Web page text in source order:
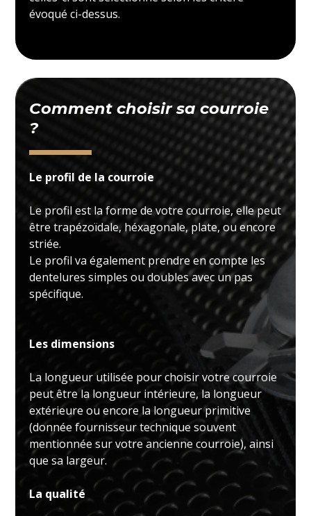
évoqué ci-dessus.
Comment choisir sa courroie
?
Le profil de la courroie
Le profil est la forme de votre courroie, elle peut
être trapézoïdale, héxagonale, plate, ou encore
striée.
Le profil va également prendre en compte les
dentelures simples ou doubles avec un pas
spécifique.
Les dimensions
La longueur utilisée pour choisir votre courroie
peut être la longueur intérieure, la longueur
extérieure ou encore la longueur primitive
(donnée fournisseur technique souvent
mentionnée sur votre ancienne courroie), ainsi
que sa largeur.
La qualité